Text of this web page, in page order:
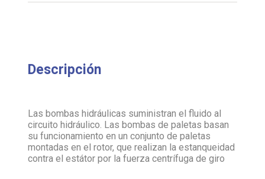
Descripción
Las bombas hidráulicas suministran el fluido al
circuito hidráulico. Las bombas de paletas basan
su funcionamiento en un conjunto de paletas
montadas en el rotor, que realizan la estanqueidad
contra el estátor por la fuerza centrífuga de giro